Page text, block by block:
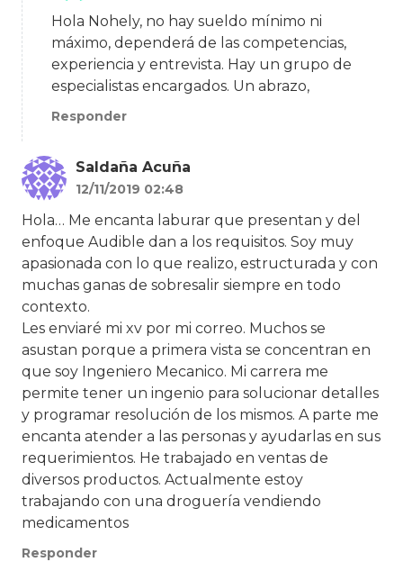
Hola Nohely, no hay sueldo mínimo ni
máximo, dependerá de las competencias,
experiencia y entrevista. Hay un grupo de
especialistas encargados. Un abrazo,
Responder
Saldaña Acuña
12/11/2019 02:48
Hola… Me encanta laburar que presentan y del
enfoque Audible dan a los requisitos. Soy muy
apasionada con lo que realizo, estructurada y con
muchas ganas de sobresalir siempre en todo
contexto.
Les enviaré mi xv por mi correo. Muchos se
asustan porque a primera vista se concentran en
que soy Ingeniero Mecanico. Mi carrera me
permite tener un ingenio para solucionar detalles
y programar resolución de los mismos. A parte me
encanta atender a las personas y ayudarlas en sus
requerimientos. He trabajado en ventas de
diversos productos. Actualmente estoy
trabajando con una droguería vendiendo
medicamentos
Responder